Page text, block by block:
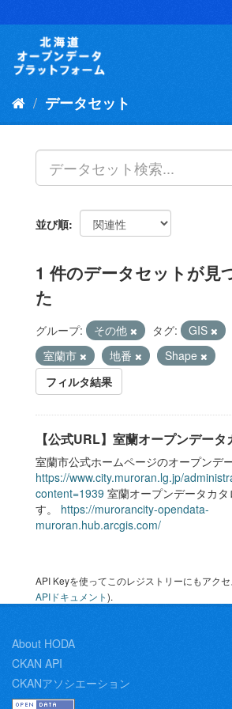
キ
データセット
並び順
1 件のデータセットが見
た
グループ: その他 タグ: GIS
室蘭市
地番
Shape
フィルタ結果
【公式URL】室蘭オープンデータ
室蘭市公式ホームページのオープンデ
https://www.city.muroran.lg.jp/
content=1939 室蘭オープンデータカ
す。 https://murorancity-opendata-
muroran.hub.arcgis.com/
API Keyを使ってこのレジストリーにもアク
APIドキュメント).
About HODA
CKAN API
CKANアソシエーション